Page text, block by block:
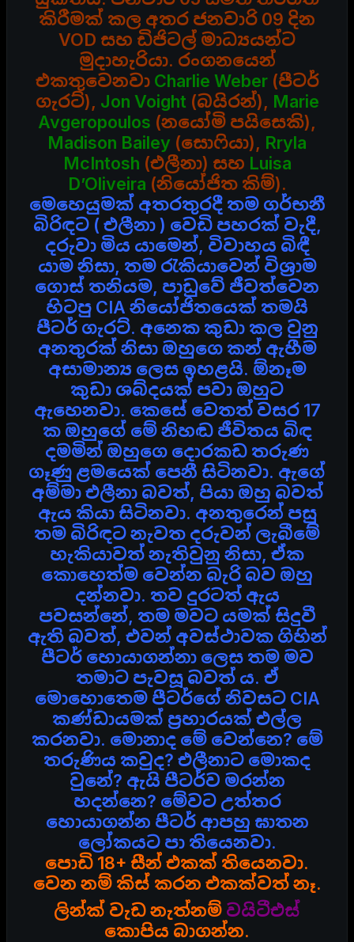
කිරීමක් කල අතර ජනවාරි 09 දින
VOD සහ ඩිජිටල් මාධ්‍යයන්ට
මුදාහැරියා. රංගනයෙන්
එකතුවෙනවා Charlie Weber(පීටර්
ගැරට්), Jon Voight (බයිරන්), Marie
Avgeropoulos (නයෝමි පයිසෙකි),
Madison Bailey (සොෆියා), Rryla
McIntosh (එලීනා) සහ Luisa
D’Oliveira (නියෝජිත කිම්).
මෙහෙයුමක් අතරතුරදී තම ගර්භනී
බිරිඳට ( එලීනා ) වෙඩි පහරක් වැදී,
දරුවා මිය යාමෙන්, විවාහය බිඳී
යාම නිසා, තම රැකියාවෙන් විශ්‍රාම
ගොස් තනියම, පාඩුවේ ජීවත්වෙන
හිටපු CIA නියෝජිතයෙක් තමයි
පීටර් ගැරට්. අනෙක කුඩා කල වුනු
අනතුරක් නිසා ඔහුගෙ කන් ඇහීම
අසාමාන්‍ය ලෙස ඉහළයි. ඕනෑම
කුඩා ශබ්දයක් පවා ඔහුට
ඇහෙනවා. කෙසේ වෙතත් වසර 17
ක ඔහුගේ මේ නිහඬ ජීවිතය බිඳ
දමමින් ඔහුගෙ දොරකඩ තරුණ
ගෑණු ළමයෙක් පෙනී සිටිනවා. ඇගේ
අම්මා එලීනා බවත්, පියා ඔහු බවත්
ඇය කියා සිටිනවා. අනතුරෙන් පසු
තම බිරිඳට නැවත දරුවන් ලැබීමේ
හැකියාවත් නැතිවුනු නිසා, ඒක
කොහෙත්ම වෙන්න බැරි බව ඔහු
දන්නවා. තව දුරටත් ඇය
පවසන්නේ, තම මවට යමක් සිදුවී
ඇති බවත්, එවන් අවස්ථාවක ගිහින්
පීටර් හොයාගන්නා ලෙස තම මව
තමාට පැවසූ බවත් ය. ඒ
මොහොතෙම පීටර්ගේ නිවසට CIA
කණ්ඩායමක් ප්‍රහාරයක් එල්ල
කරනවා. මොනාද මේ වෙන්නෙ? මේ
තරුණිය කවුද? එලීනාට මොකද
වුනේ? ඇයි පීටර්ව මරන්න
හදන්නෙ? මේවට උත්තර
හොයාගන්න පීටර් ආපහු ඝාතන
ලෝකයට පා තියෙනවා.
පොඩි 18+ සීන් එකක් තියෙනවා.
වෙන නම් කිස් කරන එකක්වත් නෑ.
ලින්ක් වැඩ නැත්නම් වයිටීඑස්
කොපිය බාගන්න.